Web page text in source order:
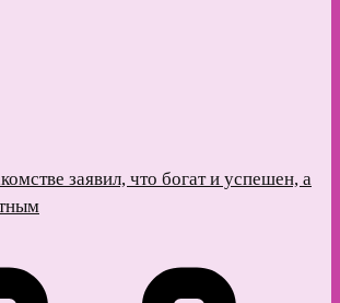
заявил, что богат и успешен, а